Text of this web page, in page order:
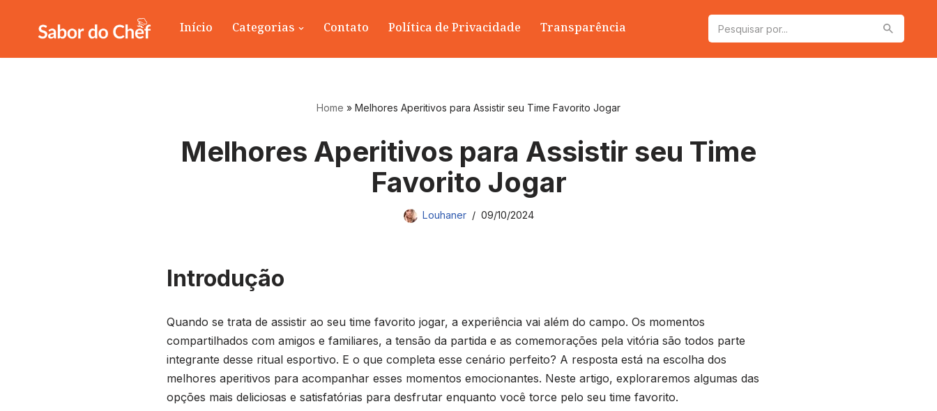
Pular
para
Início Categorias Contato Política de Privacidade Transparência
Home » Melhores Aperitivos para Assistir seu Time Favorito Jogar
Melhores Aperitivos para Assistir seu Time
Favorito Jogar
Louhaner 09/10/2024
Introdução
Quando se trata de assistir ao seu time favorito jogar, a experiência vai além do campo. Os momentos
compartilhados com amigos e familiares, a tensão da partida e as comemorações pela vitória são todos parte
integrante desse ritual esportivo. E o que completa esse cenário perfeito? A resposta está na escolha dos
melhores aperitivos para acompanhar esses momentos emocionantes. Neste artigo, exploraremos algumas das
opções mais deliciosas e satisfatórias para desfrutar enquanto você torce pelo seu time favorito.